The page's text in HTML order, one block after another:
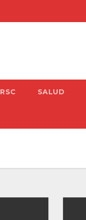
RSC SALUD